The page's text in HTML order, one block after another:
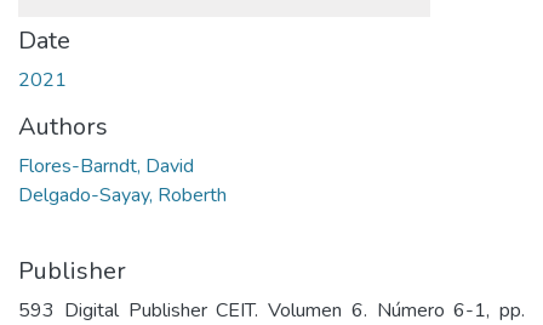
Date
2021
Authors
Flores-Barndt, David
Delgado-Sayay, Roberth
Publisher
593 Digital Publisher CEIT. Volumen 6. Número 6-1, pp.